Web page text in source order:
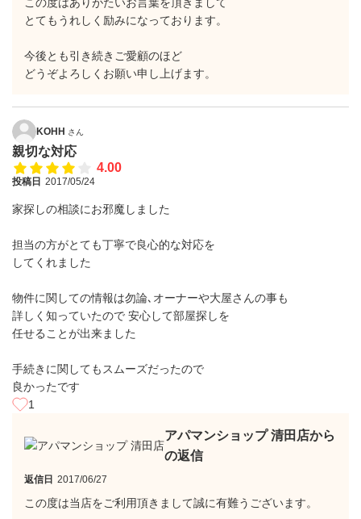
とてもうれしく励みになっております。
今後とも引き続きご愛顧のほど
どうぞよろしくお願い申し上げます。
KOHH さん
親切な対応
4.00
投稿日 2017/05/24
家探しの相談にお邪魔しました
担当の方がとても丁寧で良心的な対応を
してくれました
物件に関しての情報は勿論､オーナーや大屋さんの事も
詳しく知っていたので 安心して部屋探しを
任せることが出来ました
手続きに関してもスムーズだったので
良かったです
1
アパマンショップ 清田店から
の返信
返信日 2017/06/27
この度は当店をご利用頂きまして誠に有難うございます。